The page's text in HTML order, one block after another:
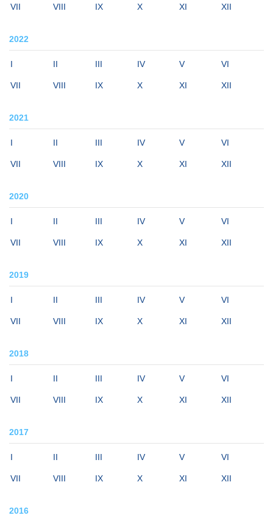
VII VIII IX X XI XII
2022
I II III IV V VI
VII VIII IX X XI XII
2021
I II III IV V VI
VII VIII IX X XI XII
2020
I II III IV V VI
VII VIII IX X XI XII
2019
I II III IV V VI
VII VIII IX X XI XII
2018
I II III IV V VI
VII VIII IX X XI XII
2017
I II III IV V VI
VII VIII IX X XI XII
2016